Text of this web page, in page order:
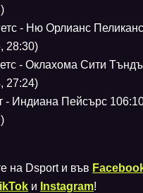
- Ню Орлианс
28:30)
- Оклахома Сити
27:24)
- Индиана Пейсърс
на Dsport и във
и Instagram!